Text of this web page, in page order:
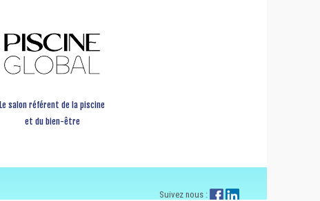
Le salon référent de la piscine
et du bien-être
Suivez nous :